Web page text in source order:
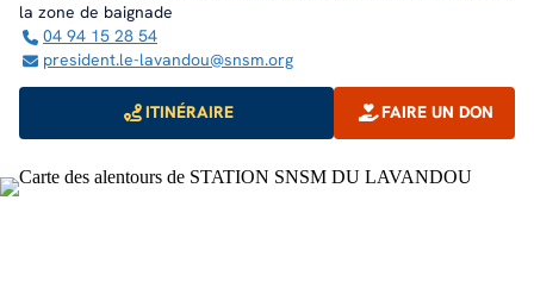
la zone de baignade
04 94 15 28 54
president.le-lavandou@snsm.org
ITINÉRAIRE FAIRE UN DON